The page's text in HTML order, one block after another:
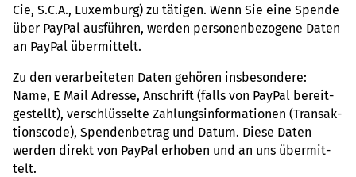
Cie, S.C.A., Luxem­burg) zu täti­gen. Wenn Sie eine Spende
über PayPal aus­füh­ren, werden per­so­nen­be­zo­gene Daten
an PayPal über­mit­telt.
Zu den ver­ar­bei­te­ten Daten gehö­ren ins­be­son­dere:
Name, E Mail Adresse, Anschrift (falls von PayPal bereit­
ge­stellt), ver­schlüs­selte Zah­lungs­in­for­ma­tio­nen (Trans­ak­
ti­ons­code), Spen­den­be­trag und Datum. Diese Daten
werden direkt von PayPal erho­ben und an uns über­mit­
telt.